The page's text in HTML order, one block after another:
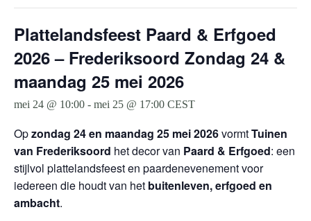
Plattelandsfeest Paard & Erfgoed
2026 – Frederiksoord Zondag 24 &
maandag 25 mei 2026
mei 24 @ 10:00 - mei 25 @ 17:00 CEST
Opzondag 24 en maandag 25 mei 2026vormtTuinen
van Frederiksoord het decor van Paard & Erfgoed: een
stijlvol plattelandsfeest en paardenevenement voor
iedereen die houdt van het buitenleven, erfgoed en
ambacht.